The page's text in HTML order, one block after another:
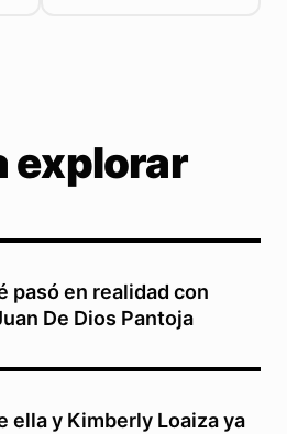
explorar
pasó en realidad con
De Dios Pantoja
ella y Kimberly Loaiza ya